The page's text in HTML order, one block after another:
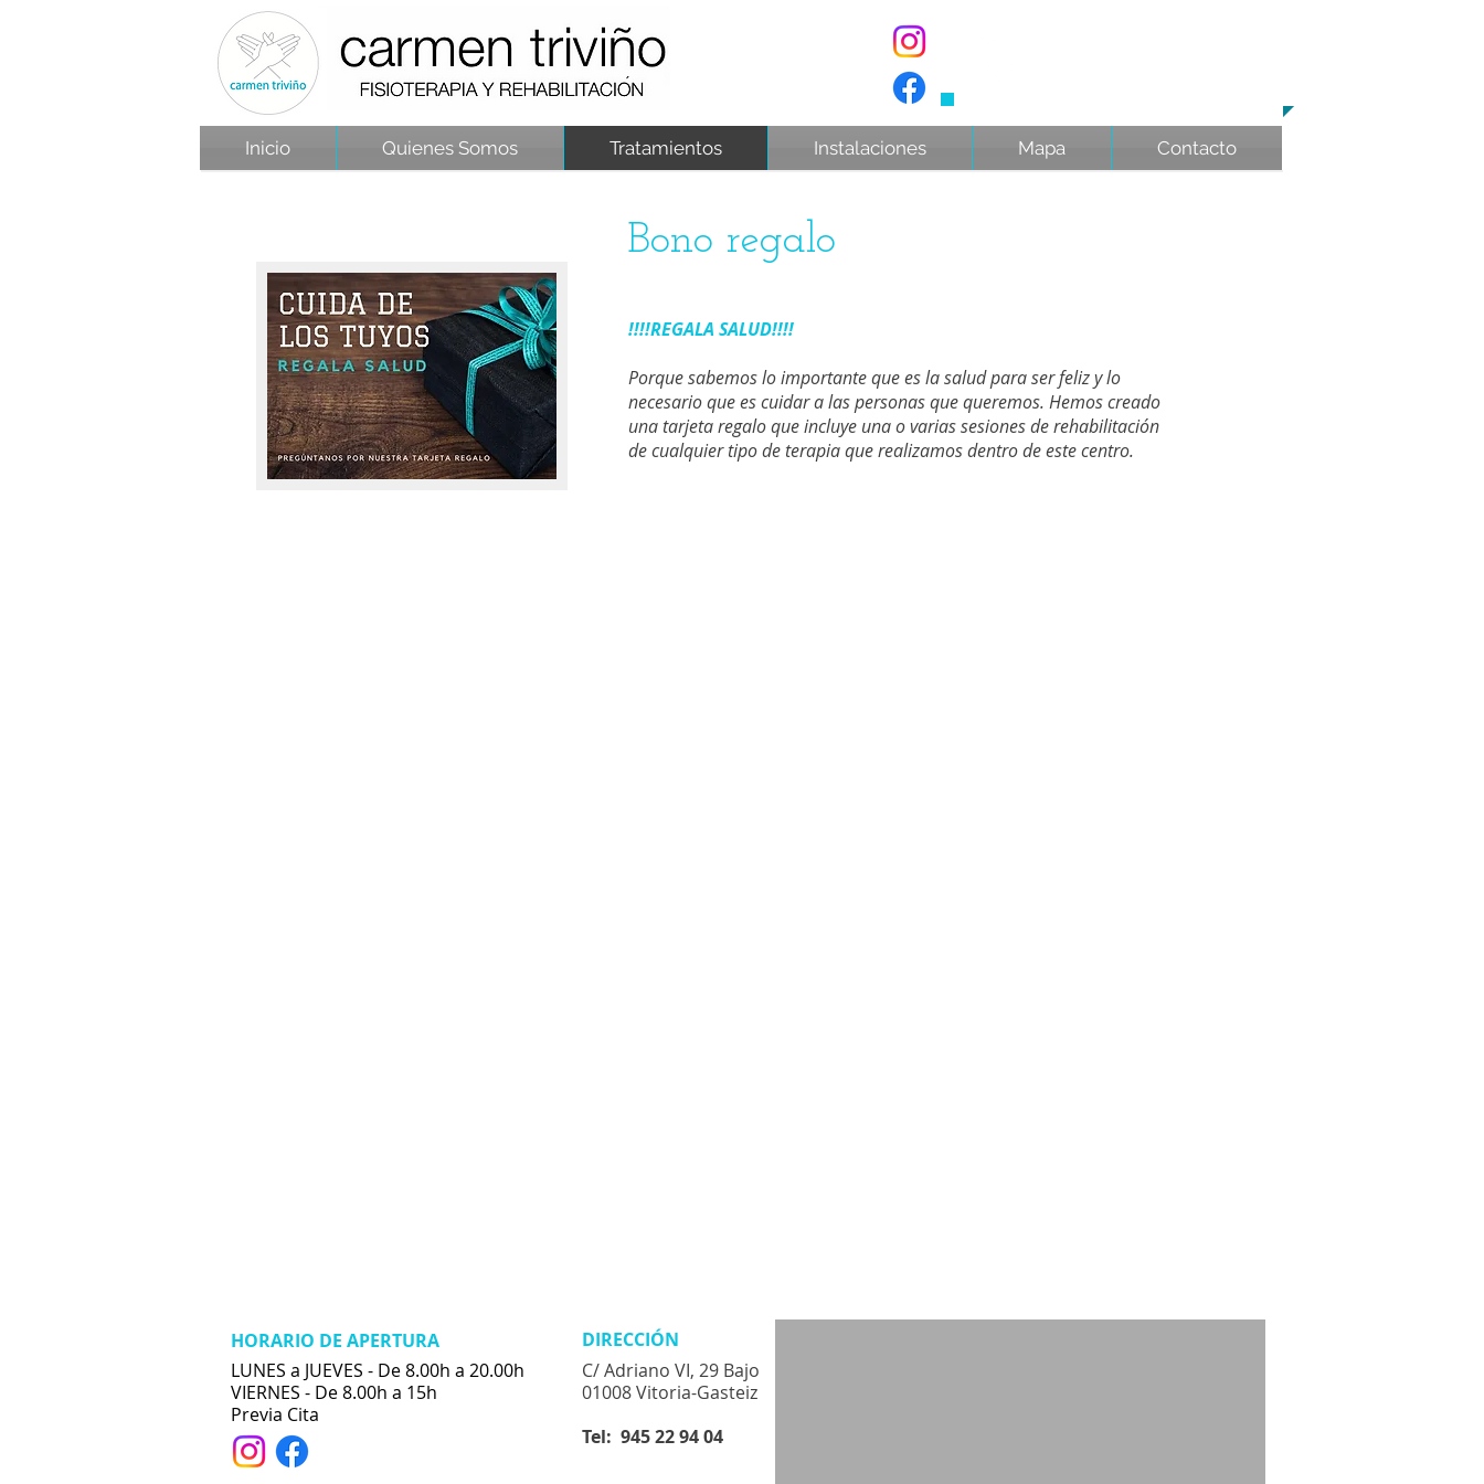
Inicio Quienes Somos Tratamientos Instalaciones Mapa Contacto
Bono regalo
!!!!REGALA SALUD!!!!
Porque sabemos lo importante que es la salud para ser feliz y lo
necesario que es cuidar a las personas que queremos. Hemos creado
una tarjeta regalo que incluye una o varias sesiones de rehabilitación
de cualquier tipo de terapia que realizamos dentro de este centro.
HORARIO DE APERTURA
​LUNES a JUEVES - De8.00h a 20.00h
VIERNES - De 8.00h a 15h
​Previa Cita
DIRECCIÓN
C/ Adriano VI, 29 Bajo
01008 Vitoria-Gasteiz
Tel: 945 22 94 04